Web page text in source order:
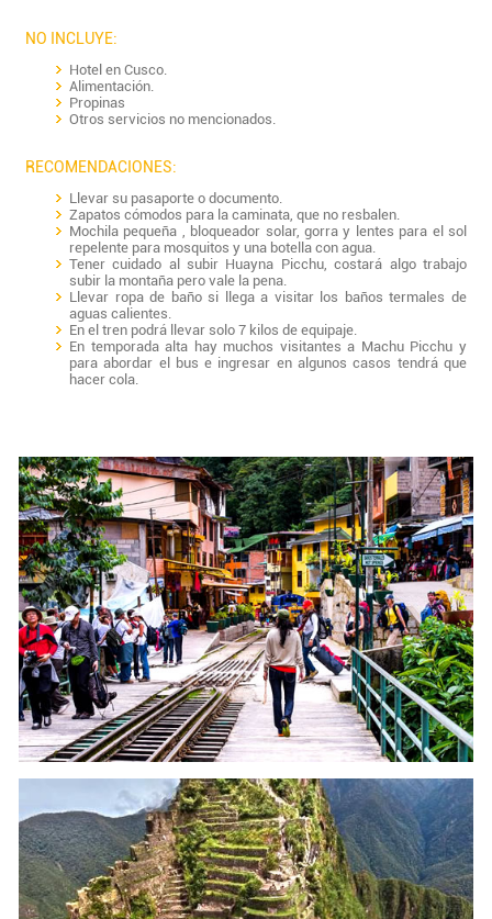
NO INCLUYE:
Hotel en Cusco.
Alimentación.
Propinas
Otros servicios no mencionados.
RECOMENDACIONES:
Llevar su pasaporte o documento.
Zapatos cómodos para la caminata, que no resbalen.
Mochila pequeña , bloqueador solar, gorra y lentes para el sol
repelente para mosquitos y una botella con agua.
Tener cuidado al subir Huayna Picchu, costará algo trabajo
subir la montaña pero vale la pena.
Llevar ropa de baño si llega a visitar los baños termales de
aguas calientes.
En el tren podrá llevar solo 7 kilos de equipaje.
En temporada alta hay muchos visitantes a Machu Picchu y
para abordar el bus e ingresar en algunos casos tendrá que
hacer cola.